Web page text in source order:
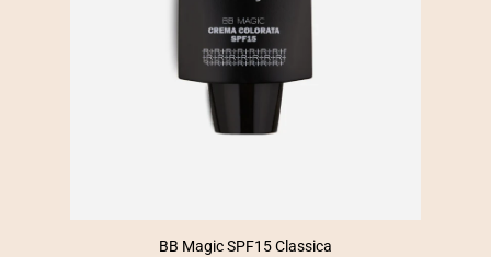
BB Magic SPF15 Classica